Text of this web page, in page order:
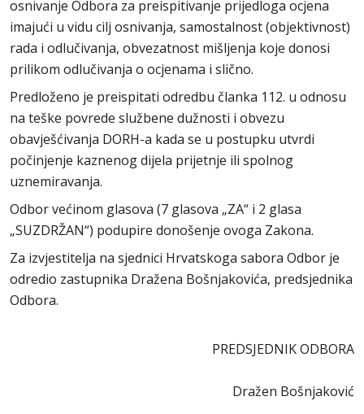
osnivanje Odbora za preispitivanje prijedloga ocjena
imajući u vidu cilj osnivanja, samostalnost (objektivnost)
rada i odlučivanja, obvezatnost mišljenja koje donosi
prilikom odlučivanja o ocjenama i slično.
Predloženo je preispitati odredbu članka 112. u odnosu
na teške povrede službene dužnosti i obvezu
obavješćivanja DORH-a kada se u postupku utvrdi
počinjenje kaznenog dijela prijetnje ili spolnog
uznemiravanja.
Odbor većinom glasova (7 glasova „ZA“ i 2 glasa
„SUZDRŽAN“) podupire donošenje ovoga Zakona.
Za izvjestitelja na sjednici Hrvatskoga sabora Odbor je
odredio zastupnika Dražena Bošnjakovića, predsjednika
Odbora.
PREDSJEDNIK ODBORA
Dražen Bošnjaković